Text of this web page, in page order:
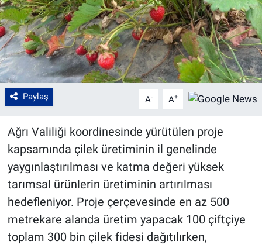
Paylaş A- A+
Ağrı Valiliği koordinesinde yürütülen proje
kapsamında çilek üretiminin il genelinde
yaygınlaştırılması ve katma değeri yüksek
tarımsal ürünlerin üretiminin artırılması
hedefleniyor. Proje çerçevesinde en az 500
metrekare alanda üretim yapacak 100 çiftçiye
toplam 300 bin çilek fidesi dağıtılırken,